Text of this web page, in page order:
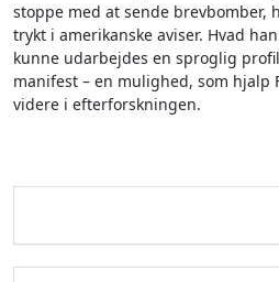
stoppe med at sende brevbomber,
trykt i amerikanske aviser. Hvad
kunne udarbejdes en sproglig
manifest – en mulighed, som
videre i efterforskningen.